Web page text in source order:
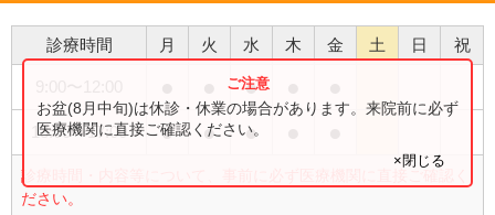
診療時間 月 火 水 木 金 土 日 祝
●
13:00〜17:00 ● ● ●
診療時間・内容等について、事前に必ず医療機関に直接ご確認く
ださい。
お盆(8月中旬)は休診・休業の場合があります。来院前に必ず
医療機関に直接ご確認ください。
×閉じる